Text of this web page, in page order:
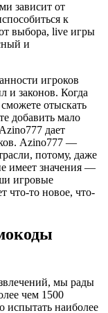
зависит от
к
выбора, live игры
и
игроков
и законов. Когда
отыскать
добавить мало
дает
Azino777 —
потому, даже
имеет значения —
игровые
что-то новое, что-
мы рады
чем 1500
испытать наиболее